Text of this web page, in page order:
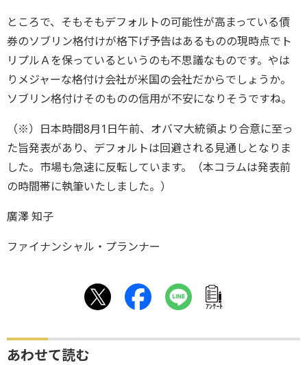
ところで、そもそもデフォルトの可能性が高まっている債
券のソブリン格付けが格下げ予告はあるものの現時点でト
リプルＡを保っているというのも不思議なものです。やは
りメジャーな格付け会社が米国の会社だからでしょうか。
ソブリン格付けそのものの信用が不安になりそうですね。
（※）日本時間8月1日午前、オバマ大統領より合意に至っ
た旨発表があり、デフォルトは回避される見通しとなりま
した。市場も急速に反転しています。（本コラムは発表前
の時間帯に執筆いたしました。）
廣澤 知子
ファイナンシャル・プランナー
ｱﾝｹｰﾄ
あわせて読む